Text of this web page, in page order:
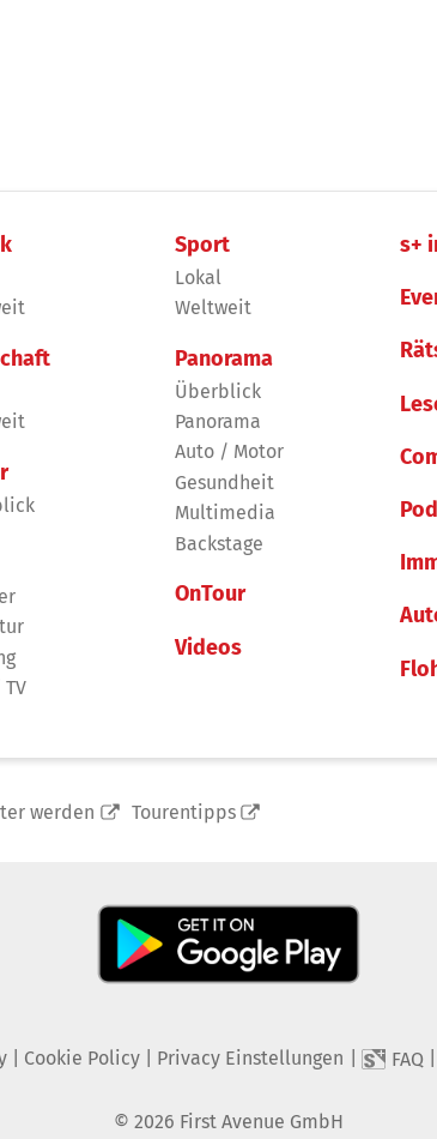
Sport
Lokal
Weltweit
Panorama
Überblick
Panorama
Auto / Motor
Gesundheit
Multimedia
Backstage
OnTour
Videos
s+
werden Tourentipps
| Cookie Policy| Privacy Einstellungen FAQ
© 2026 First Avenue GmbH